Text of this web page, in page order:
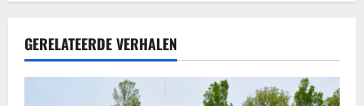
h
GERELATEERDE VERHALEN